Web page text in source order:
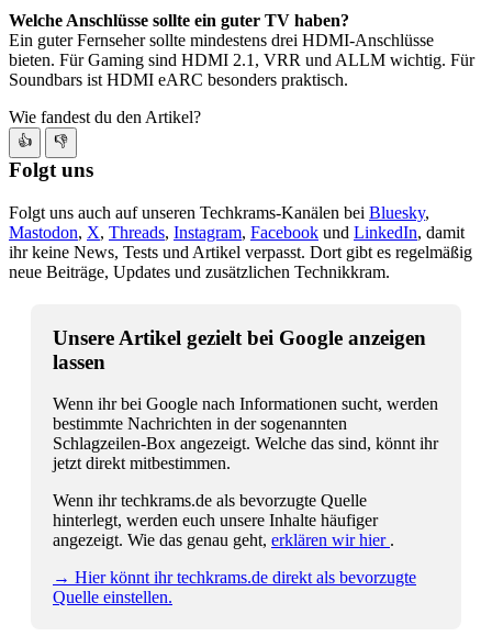
Welche Anschlüsse sollte ein guter TV haben?
Ein guter Fernseher sollte mindestens drei HDMI-Anschlüsse
bieten. Für Gaming sind HDMI 2.1, VRR und ALLM wichtig. Für
Soundbars ist HDMI eARC besonders praktisch.
Wie fandest du den Artikel?
👍 👎
Folgt uns
Folgt uns auch auf unseren Techkrams-Kanälen bei Bluesky,
Mastodon, X, Threads, Instagram, Facebook und LinkedIn, damit
ihr keine News, Tests und Artikel verpasst. Dort gibt es regelmäßig
neue Beiträge, Updates und zusätzlichen Technikkram.
Unsere Artikel gezielt bei Google anzeigen
lassen
Wenn ihr bei Google nach Informationen sucht, werden
bestimmte Nachrichten in der sogenannten
Schlagzeilen-Box angezeigt. Welche das sind, könnt ihr
jetzt direkt mitbestimmen.
Wenn ihr techkrams.de als bevorzugte Quelle
hinterlegt, werden euch unsere Inhalte häufiger
angezeigt. Wie das genau geht, erklären wir hier .
→ Hier könnt ihr techkrams.de direkt als bevorzugte
Quelle einstellen.